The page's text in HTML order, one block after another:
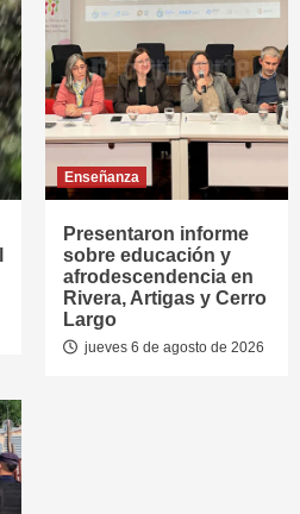
Enseñanza
Presentaron informe
sobre educación y
afrodescendencia en
Rivera, Artigas y Cerro
Largo
jueves 6 de agosto de 2026